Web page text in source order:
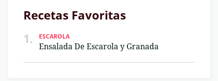
Recetas Favoritas
1.
ESCAROLA
Ensalada De Escarola y Granada